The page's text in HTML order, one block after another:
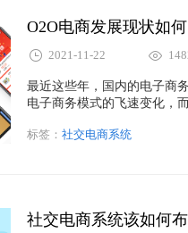
O2O电商发展现状如
2021-11-22
最近这些年，国内的电子商
电子商务模式的飞速变化，
电商系统的开发呢？
标签： 社交电商系统
社交电商系统该如何